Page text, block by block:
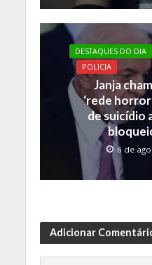
DESTAQUES DO DIA
POLICIA
Janja
‘rede
de suicídio
6 de
Adicionar